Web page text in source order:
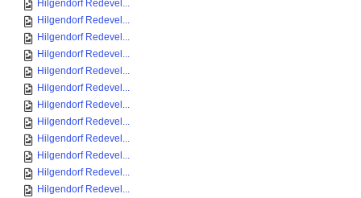
Hilgendorf Redevel...
Hilgendorf Redevel...
Hilgendorf Redevel...
Hilgendorf Redevel...
Hilgendorf Redevel...
Hilgendorf Redevel...
Hilgendorf Redevel...
Hilgendorf Redevel...
Hilgendorf Redevel...
Hilgendorf Redevel...
Hilgendorf Redevel...
Hilgendorf Redevel...